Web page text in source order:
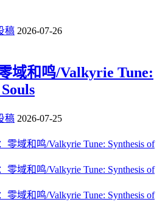
稿 2026-07-26
域和鸣/Valkyrie Tune:
稿 2026-07-25